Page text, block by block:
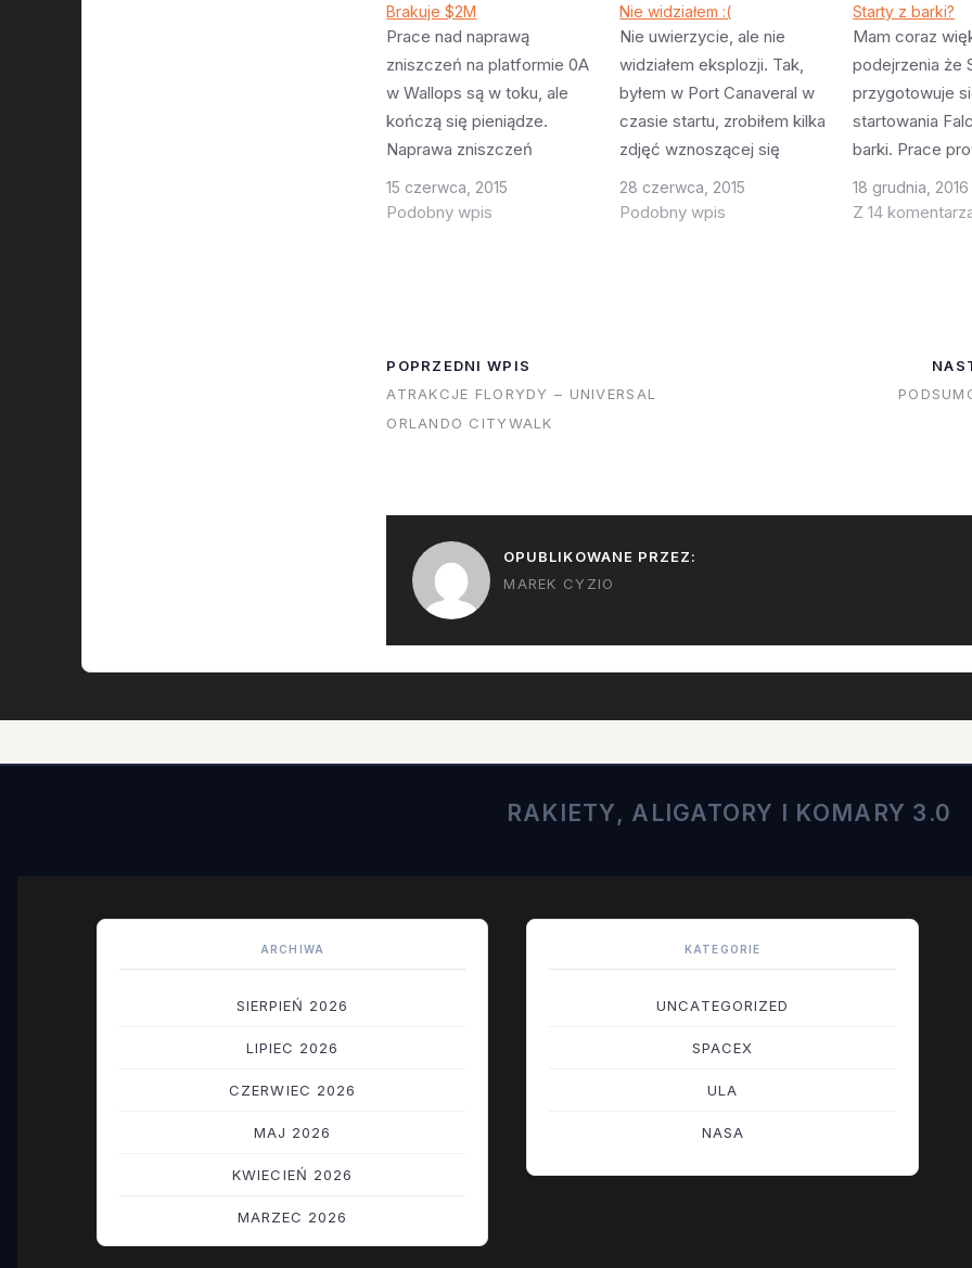
Brakuje $2M
Prace nad naprawą
zniszczeń na platformie 0A
w Wallops są w toku, ale
kończą się pieniądze.
Naprawa zniszczeń
spowodowanych eksplozją
Antaresa kosztowała $13M.
grosza, stan Virginia…
15 czerwca, 2015
Podobny wpis
Nie widziałem :(
Nie uwierzycie, ale nie
widziałem eksplozji. Tak,
byłem w Port Canaveral w
czasie startu, zrobiłem kilka
zdjęć wznoszącej się
rakiety, ale jak już była
wysoko uznałem że nic
28 czerwca, 2015
Podobny wpis
Starty z barki?
Mam coraz
podejrzenia że
przygotowuje
startowania
barki. Prace
barce wydają
celu
celu SpaceX
konstrukcję
18 grudnia, 2016
Z 14
POPRZEDNI WPIS
ATRAKCJE FLORYDY – UNIVERSAL
ORLANDO CITYWALK
OPUBLIKOWANE PRZEZ:
MAREK CYZIO
RAKIETY, ALIGATORY I KOMARY 3.0
ARCHIWA
SIERPIEŃ 2026
LIPIEC 2026
CZERWIEC 2026
MAJ 2026
KWIECIEŃ 2026
MARZEC 2026
KATEGORIE
UNCATEGORIZED
SPACEX
ULA
NASA